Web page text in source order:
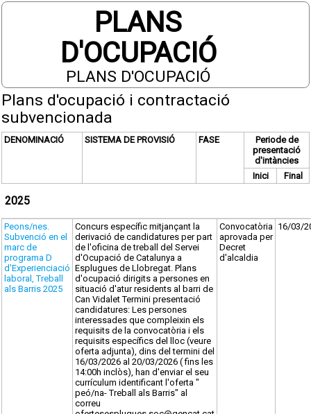
PLANS
D'OCUPACIÓ
PLANS D'OCUPACIÓ
Plans d'ocupació i contractació
subvencionada
DENOMINACIÓ SISTEMA DE PROVISIÓ FASE
Periode de
presentació
d'intàncies
Inici
Final
2025
Peons/nes.
Subvenció en el
marc de
programa D
d'Experienciació
laboral, Treball
als Barris 2025
Concurs específic mitjançant la
derivació de candidatures per part
de l'oficina de treball del Servei
d'Ocupació de Catalunya a
Esplugues de Llobregat. Plans
d'ocupació dirigits a persones en
situació d'atur residents al barri de
Can Vidalet Termini presentació
candidatures: Les persones
interessades que compleixin els
requisits de la convocatòria i els
requisits específics del lloc (veure
oferta adjunta), dins del termini del
16/03/2026 al 20/03/2026 ( fins les
14:00h inclòs), han d'enviar el seu
currículum identificant l'oferta "
peó/na- Treball als Barris" al
correu
Convocatòria
aprovada per
Decret
d'alcaldia
16/03/